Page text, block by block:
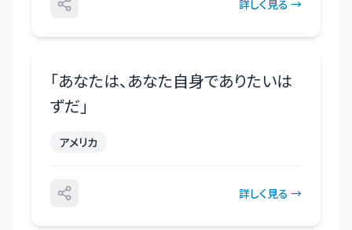
詳しく見る →
「あなたは、あなた自身でありたいは
ずだ 」
アメリカ
詳しく見る →